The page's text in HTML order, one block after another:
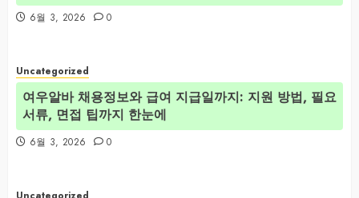
6월 3, 2026 0
Uncategorized
여우알바 채용정보와 급여 지급일까지: 지원 방법, 필요
서류, 면접 팁까지 한눈에
6월 3, 2026 0